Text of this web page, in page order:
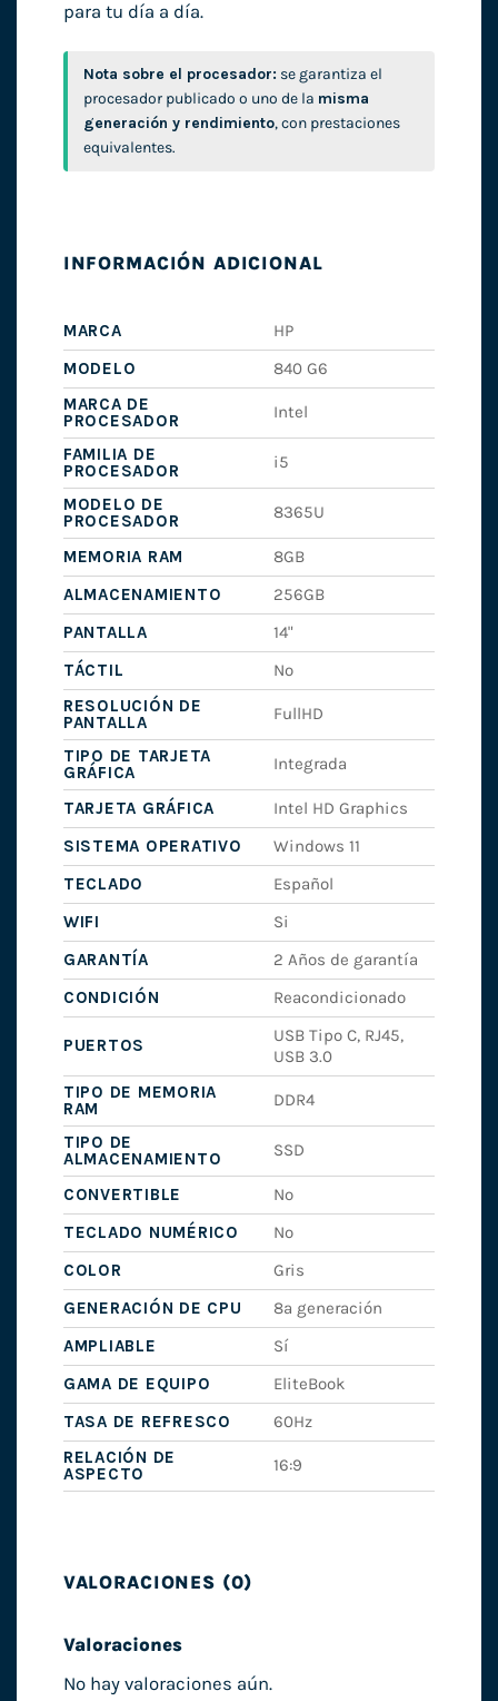
para tu día a día.
Nota sobre el procesador: se garantiza el
procesador publicado o uno de la misma
generación y rendimiento, con prestaciones
equivalentes.
INFORMACIÓN ADICIONAL
MARCA
HP
MODELO
840 G6
MARCA DE
PROCESADOR
Intel
FAMILIA DE
PROCESADOR
i5
MODELO DE
PROCESADOR
8365U
MEMORIA RAM
8GB
ALMACENAMIENTO
256GB
PANTALLA
14"
TÁCTIL
No
RESOLUCIÓN DE
PANTALLA
FullHD
TIPO DE TARJETA
GRÁFICA
Integrada
TARJETA GRÁFICA
Intel HD Graphics
SISTEMA OPERATIVO
Windows 11
TECLADO
Español
WIFI
Si
GARANTÍA
2 Años de garantía
CONDICIÓN
Reacondicionado
PUERTOS
USB Tipo C, RJ45,
USB 3.0
TIPO DE MEMORIA
RAM
DDR4
TIPO DE
ALMACENAMIENTO
SSD
CONVERTIBLE
No
TECLADO NUMÉRICO
No
COLOR
Gris
GENERACIÓN DE CPU
8ª generación
AMPLIABLE
Sí
GAMA DE EQUIPO
EliteBook
TASA DE REFRESCO
60Hz
RELACIÓN DE
ASPECTO
16:9
VALORACIONES (0)
Valoraciones
No hay valoraciones aún.